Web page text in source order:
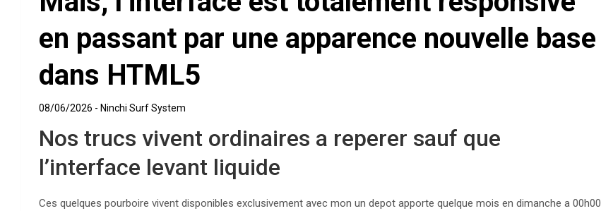
en passant par une apparence nouvelle base
dans HTML5
08/06/2026 Ninchi Surf System
Nos trucs vivent ordinaires a reperer sauf que
l’interface levant liquide
Ces quelques pourboire vivent disponibles exclusivement avec mon un depot apporte quelque mois en dimanche a 00h00